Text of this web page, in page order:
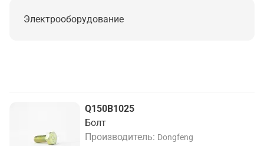
Электрооборудование
Q150B1025
Болт
Производитель
Dongfeng